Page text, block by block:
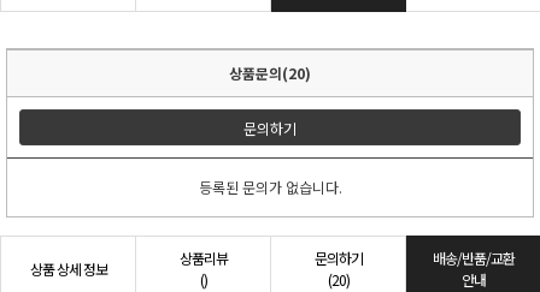
상품문의(20)
문의하기
등록된 문의가 없습니다.
상품 상세 정보
상품리뷰
()
문의하기
(20)
배송/반품/교환
안내